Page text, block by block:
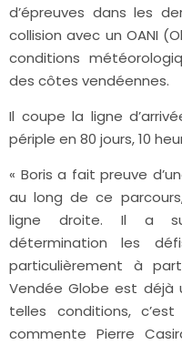
d’épreuves dans les
collision avec un OANI
conditions
des côtes vendéennes.
Il coupe la ligne
périple en 80 jours, 10
« Boris a fait preuve
au long de ce
ligne droite. Il a
détermination les
particulièrement à
Vendée Globe est déjà
telles conditions,
commente Pierre